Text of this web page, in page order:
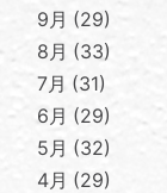
9月
29
8月
33
7月
31
6月
29
5月
32
4月
29